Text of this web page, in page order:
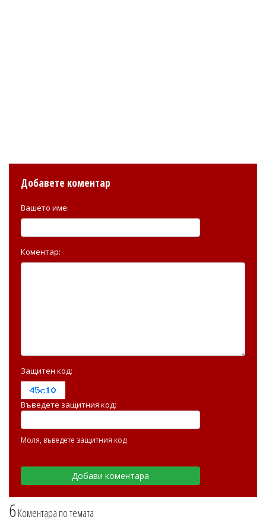
6Коментара по темата
Добавете коментар
Вашето име:
Коментар:
Защитен код:
Въведете защитния код:
Моля, въведете защитния код